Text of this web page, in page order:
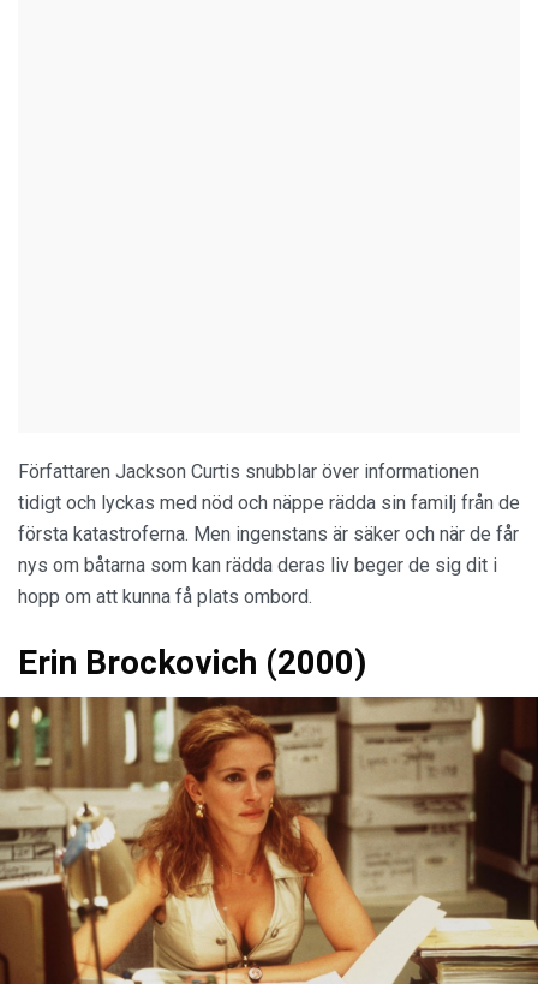
Författaren Jackson Curtis snubblar över informationen
tidigt och lyckas med nöd och näppe rädda sin familj från de
första katastroferna. Men ingenstans är säker och när de får
nys om båtarna som kan rädda deras liv beger de sig dit i
hopp om att kunna få plats ombord.
Erin Brockovich (2000)